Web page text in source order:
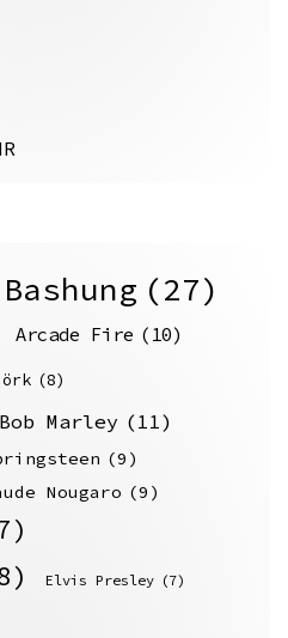
(27)
Arcade Fire (10)
(8)
Bob Marley (11)
(9)
Nougaro (9)
Elvis Presley (7)